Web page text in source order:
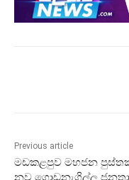
Previous article
මඩකළපුව මහජන
නව ගොඩනැගිල්ල ජනතා